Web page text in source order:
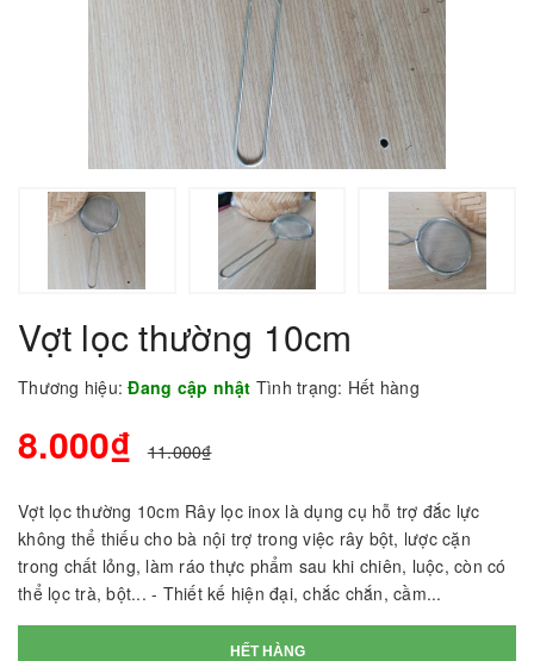
Vợt lọc thường 10cm
Thương hiệu: Đang cập nhật Tình trạng: Hết hàng
8.000₫ 11.000₫
Vợt lọc thường 10cm Rây lọc inox là dụng cụ hỗ trợ đắc lực
không thể thiếu cho bà nội trợ trong việc rây bột, lược cặn
trong chất lỏng, làm ráo thực phẩm sau khi chiên, luộc, còn có
thể lọc trà, bột... - Thiết kế hiện đại, chắc chắn, cầm...
HẾT HÀNG